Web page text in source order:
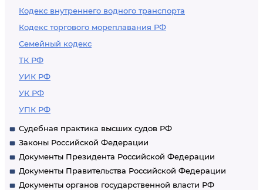
Кодекс внутреннего водного транспорта
Кодекс торгового мореплавания РФ
Семейный кодекс
ТК РФ
УИК РФ
УК РФ
УПК РФ
Судебная практика высших судов РФ
Законы Российской Федерации
Документы Президента Российской Федерации
Документы Правительства Российской Федерации
Документы органов государственной власти РФ